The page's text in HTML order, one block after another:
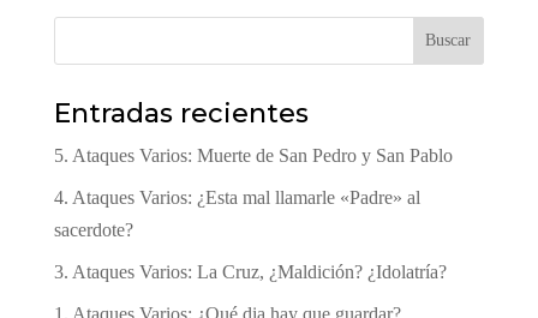
Buscar
Entradas recientes
5. Ataques Varios: Muerte de San Pedro y San Pablo
4. Ataques Varios: ¿Esta mal llamarle «Padre» al
sacerdote?
3. Ataques Varios: La Cruz, ¿Maldición? ¿Idolatría?
1. Ataques Varios: ¿Qué dia hay que guardar?